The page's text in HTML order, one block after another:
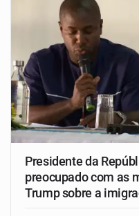
Presidente da
preocupado com as
Trump sobre a